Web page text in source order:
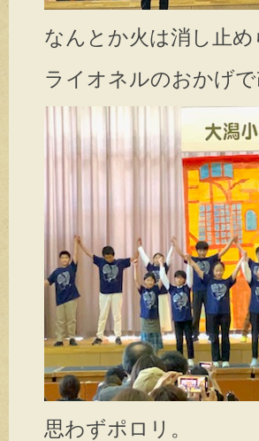
なんとか火は消し止
ライオネルのおかげ
思わずポロリ。